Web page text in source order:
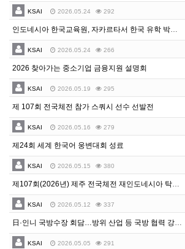
KSAI 2026.05.24 292
KSAI 2026.05.24 266
2026 찾아가는 중소기업 금융지원 설명회
KSAI 2026.05.19 295
제 107회 전국체전 참가 스쿼시 선수 선발전
KSAI 2026.05.16 279
제24회 세계 한국어 웅변대회 성료
KSAI 2026.05.15 380
KSAI 2026.05.12 337
KSAI 2026.05.05 291